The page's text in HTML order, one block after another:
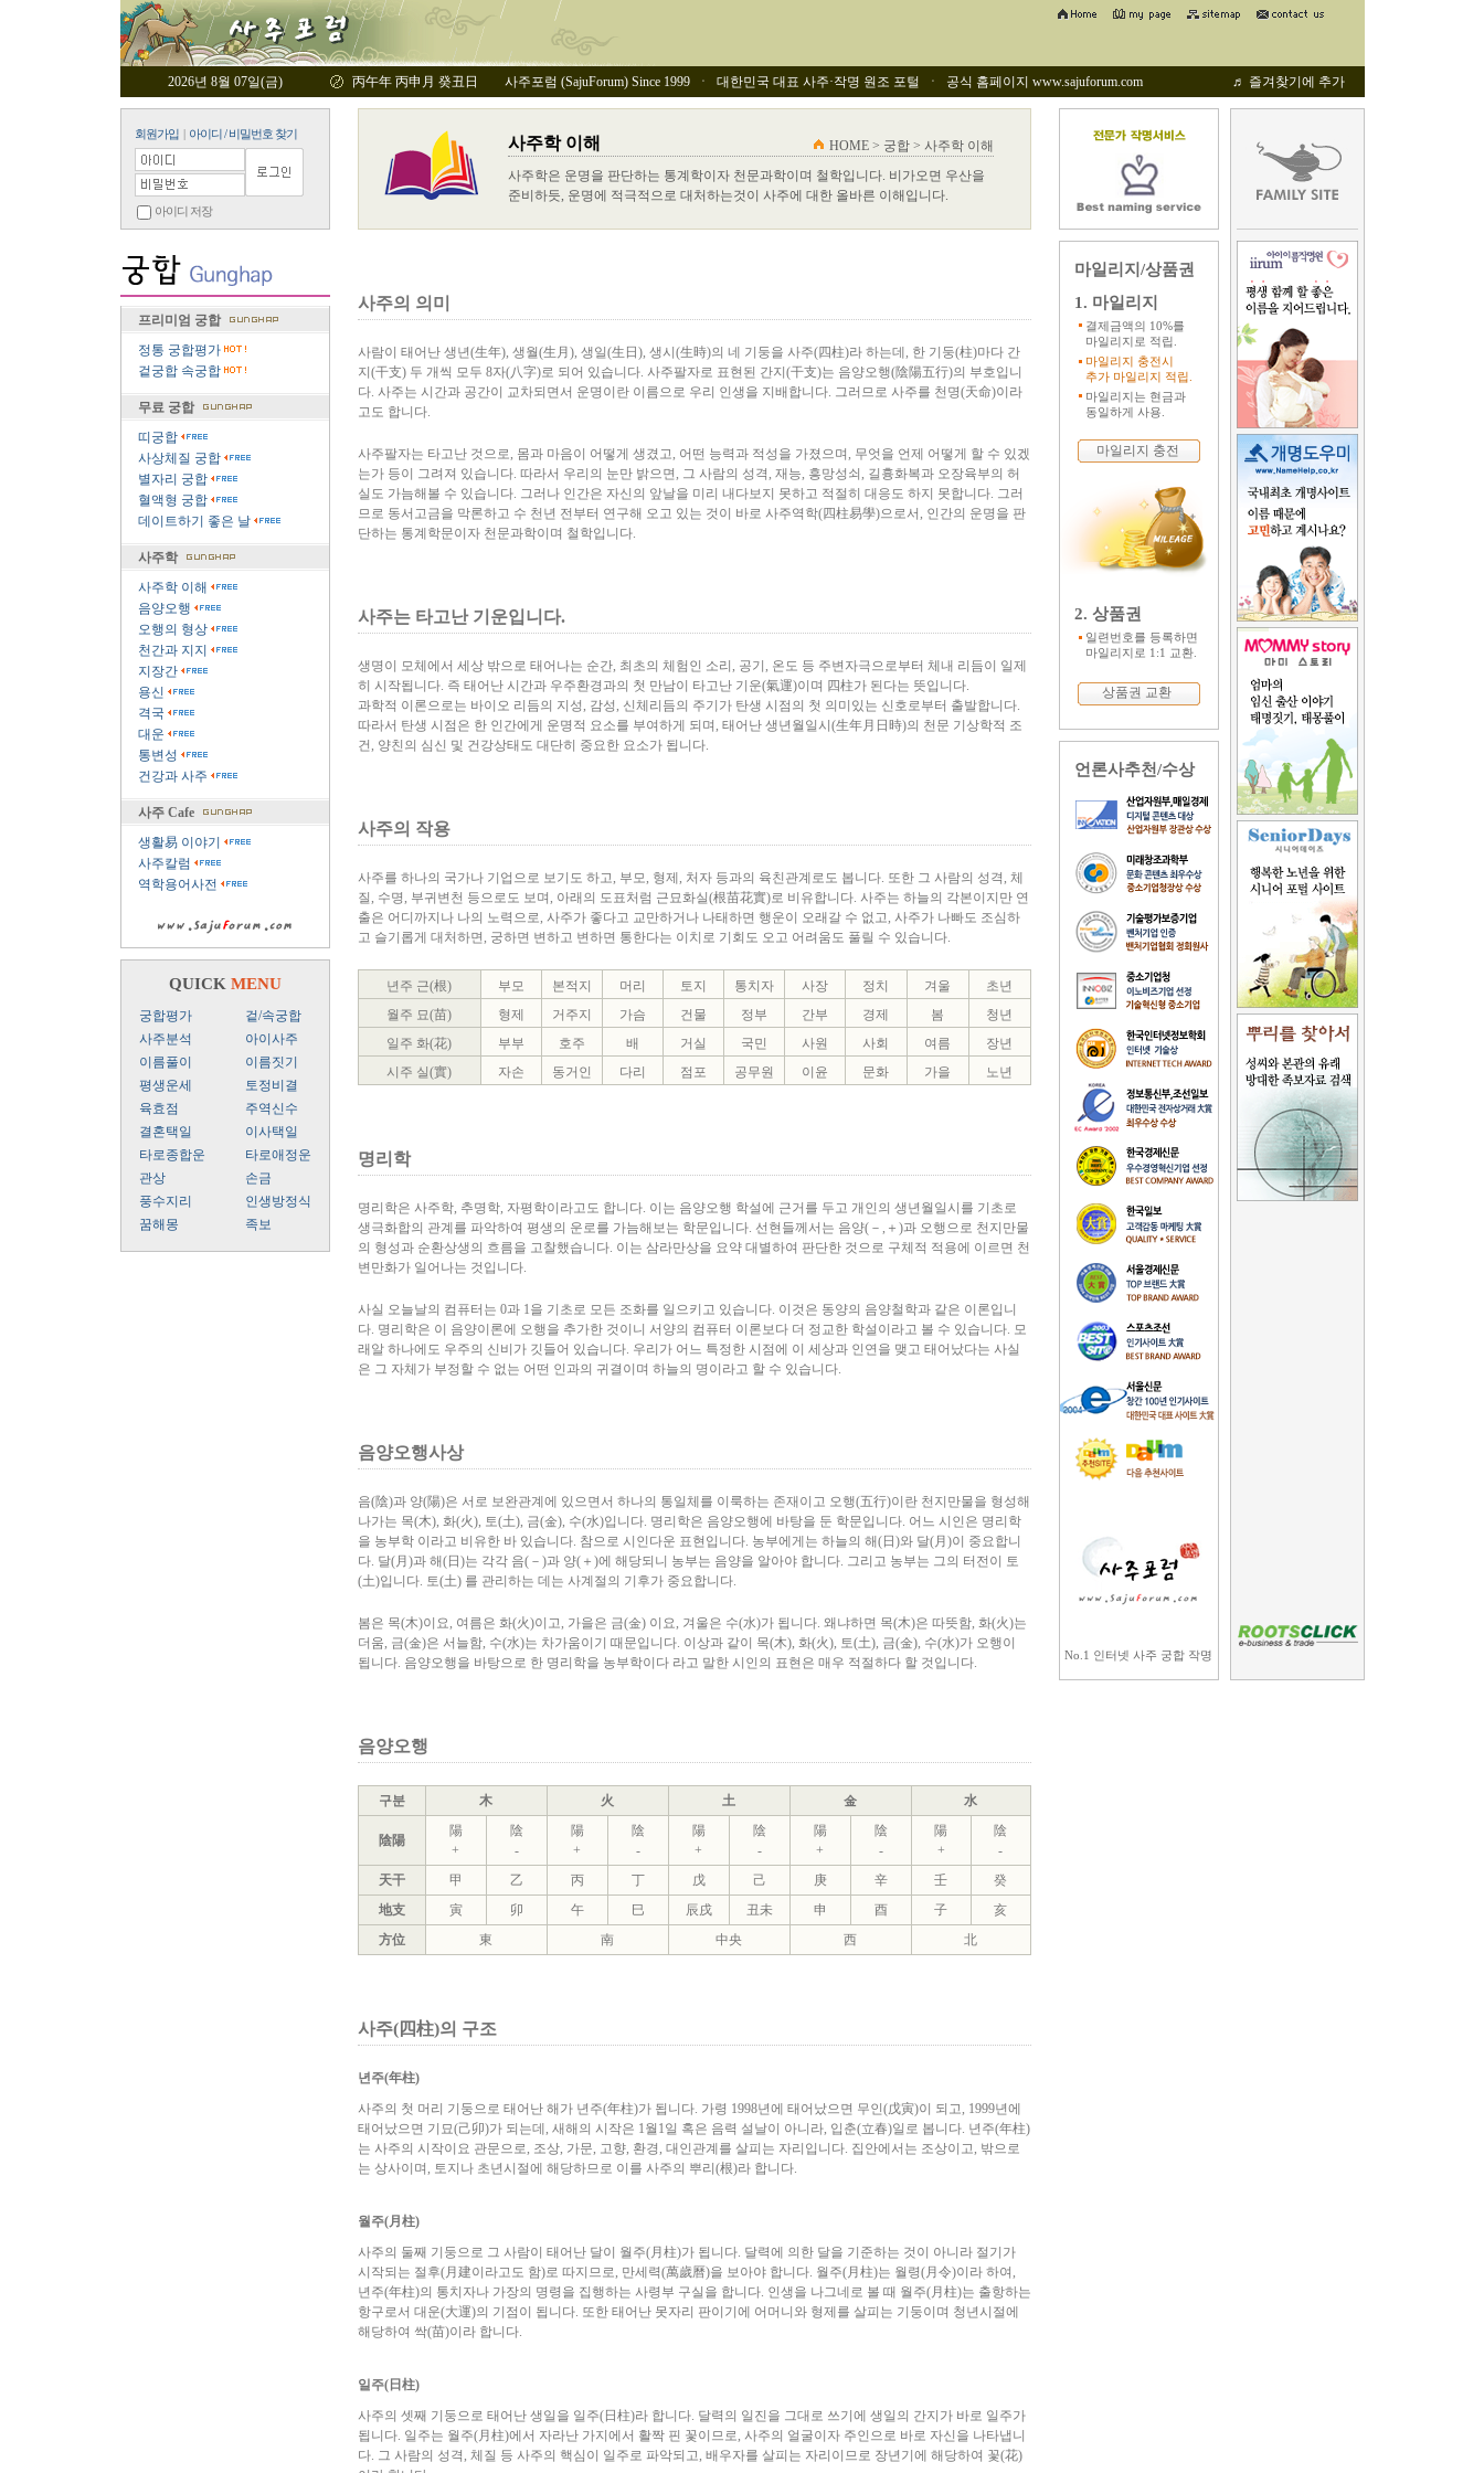
2026년 8월 07일(금) 丙午年 丙申月 癸丑日 사주포럼 (SajuForum) Since 1999 ㆍ 대한민국 대표 사주·작명 원조 포털 ㆍ 공식 홈페이지 www.sajuforum.com ♬ 즐겨찾기에 추가
회원가입| 아이디 / 비밀번호 찾기
아이디 저장
프리미엄 궁합
정통 궁합평가
겉궁합 속궁합
무료 궁합
띠궁합
사상체질 궁합
별자리 궁합
혈액형 궁합
데이트하기 좋은 날
사주학
사주학 이해
음양오행
오행의 형상
천간과 지지
지장간
용신
격국
대운
통변성
건강과 사주
사주 Cafe
생활易 이야기
사주칼럼
역학용어사전
QUICK MENU
궁합평가
겉/속궁합
사주분석
아이사주
이름풀이
이름짓기
평생운세
토정비결
육효점
주역신수
결혼택일
이사택일
타로종합운
타로애정운
관상
손금
풍수지리
인생방정식
꿈해몽
족보
사주학 이해
HOME > 궁합 > 사주학 이해
사주학은 운명을 판단하는 통계학이자 천문과학이며 철학입니다. 비가오면 우산을
준비하듯, 운명에 적극적으로 대처하는것이 사주에 대한 올바른 이해입니다.
사주의 의미
사람이 태어난 생년(生年), 생월(生月), 생일(生日), 생시(生時)의 네 기둥을 사주(四柱)라 하는데, 한 기둥(柱)마다 간
지(干支) 두 개씩 모두 8자(八字)로 되어 있습니다. 사주팔자로 표현된 간지(干支)는 음양오행(陰陽五行)의 부호입니
다. 사주는 시간과 공간이 교차되면서 운명이란 이름으로 우리 인생을 지배합니다. 그러므로 사주를 천명(天命)이라
고도 합니다.
사주팔자는 타고난 것으로, 몸과 마음이 어떻게 생겼고, 어떤 능력과 적성을 가졌으며, 무엇을 언제 어떻게 할 수 있겠
는가 등이 그려져 있습니다. 따라서 우리의 눈만 밝으면, 그 사람의 성격, 재능, 흥망성쇠, 길흉화복과 오장육부의 허
실도 가늠해볼 수 있습니다. 그러나 인간은 자신의 앞날을 미리 내다보지 못하고 적절히 대응도 하지 못합니다. 그러
므로 동서고금을 막론하고 수 천년 전부터 연구해 오고 있는 것이 바로 사주역학(四柱易學)으로서, 인간의 운명을 판
단하는 통계학문이자 천문과학이며 철학입니다.
사주는 타고난 기운입니다.
생명이 모체에서 세상 밖으로 태어나는 순간, 최초의 체험인 소리, 공기, 온도 등 주변자극으로부터 체내 리듬이 일제
히 시작됩니다. 즉 태어난 시간과 우주환경과의 첫 만남이 타고난 기운(氣運)이며 四柱가 된다는 뜻입니다.
과학적 이론으로는 바이오 리듬의 지성, 감성, 신체리듬의 주기가 탄생 시점의 첫 의미있는 신호로부터 출발합니다.
따라서 탄생 시점은 한 인간에게 운명적 요소를 부여하게 되며, 태어난 생년월일시(生年月日時)의 천문 기상학적 조
건, 양친의 심신 및 건강상태도 대단히 중요한 요소가 됩니다.
사주의 작용
사주를 하나의 국가나 기업으로 보기도 하고, 부모, 형제, 처자 등과의 육친관계로도 봅니다. 또한 그 사람의 성격, 체
질, 수명, 부귀변천 등으로도 보며, 아래의 도표처럼 근묘화실(根苗花實)로 비유합니다. 사주는 하늘의 각본이지만 연
출은 어디까지나 나의 노력으로, 사주가 좋다고 교만하거나 나태하면 행운이 오래갈 수 없고, 사주가 나빠도 조심하
고 슬기롭게 대처하면, 궁하면 변하고 변하면 통한다는 이치로 기회도 오고 어려움도 풀릴 수 있습니다.
년주 근(根) 부모 본적지 머리 토지 통치자 사장 정치 겨울
초년
월주 묘(苗)
형제 거주지 가슴 건물 정부 간부 경제 봄
청년
일주 화(花)
부부 호주 배 거실 국민 사원 사회 여름
장년
시주 실(實)
자손 동거인 다리 점포 공무원 이윤 문화 가을 노년
명리학
명리학은 사주학, 추명학, 자평학이라고도 합니다. 이는 음양오행 학설에 근거를 두고 개인의 생년월일시를 기초로
생극화합의 관계를 파악하여 평생의 운로를 가늠해보는 학문입니다. 선현들께서는 음양(－,＋)과 오행으로 천지만물
의 형성과 순환상생의 흐름을 고찰했습니다. 이는 삼라만상을 요약 대별하여 판단한 것으로 구체적 적용에 이르면 천
변만화가 일어나는 것입니다.
사실 오늘날의 컴퓨터는 0과 1을 기초로 모든 조화를 일으키고 있습니다. 이것은 동양의 음양철학과 같은 이론입니
다. 명리학은 이 음양이론에 오행을 추가한 것이니 서양의 컴퓨터 이론보다 더 정교한 학설이라고 볼 수 있습니다. 모
래알 하나에도 우주의 신비가 깃들어 있습니다. 우리가 어느 특정한 시점에 이 세상과 인연을 맺고 태어났다는 사실
은 그 자체가 부정할 수 없는 어떤 인과의 귀결이며 하늘의 명이라고 할 수 있습니다.
음양오행사상
음(陰)과 양(陽)은 서로 보완관계에 있으면서 하나의 통일체를 이룩하는 존재이고 오행(五行)이란 천지만물을 형성해
나가는 목(木), 화(火), 토(土), 금(金), 수(水)입니다. 명리학은 음양오행에 바탕을 둔 학문입니다. 어느 시인은 명리학
을 농부학 이라고 비유한 바 있습니다. 참으로 시인다운 표현입니다. 농부에게는 하늘의 해(日)와 달(月)이 중요합니
다. 달(月)과 해(日)는 각각 음(－)과 양(＋)에 해당되니 농부는 음양을 알아야 합니다. 그리고 농부는 그의 터전이 토
(土)입니다. 토(土) 를 관리하는 데는 사계절의 기후가 중요합니다.
봄은 목(木)이요, 여름은 화(火)이고, 가을은 금(金) 이요, 겨울은 수(水)가 됩니다. 왜냐하면 목(木)은 따뜻함, 화(火)는
더움, 금(金)은 서늘함, 수(水)는 차가움이기 때문입니다. 이상과 같이 목(木), 화(火), 토(土), 금(金), 수(水)가 오행이
됩니다. 음양오행을 바탕으로 한 명리학을 농부학이다 라고 말한 시인의 표현은 매우 적절하다 할 것입니다.
음양오행
구분 木 火 土 金 水
陰陽
陽
+
陰
-
陽
+
陰
-
陽
+
陰
-
陽
+
陰
-
陽
+
陰
-
天干
甲 乙 丙 丁 戊 己 庚 辛 壬
癸
地支
寅 卯 午 巳 辰戌 丑未 申 酉 子
亥
方位
東 南 中央 西 北
사주(四柱)의 구조
년주(年柱)
사주의 첫 머리 기둥으로 태어난 해가 년주(年柱)가 됩니다. 가령 1998년에 태어났으면 무인(戊寅)이 되고, 1999년에
태어났으면 기묘(己卯)가 되는데, 새해의 시작은 1월1일 혹은 음력 설날이 아니라, 입춘(立春)일로 봅니다. 년주(年柱)
는 사주의 시작이요 관문으로, 조상, 가문, 고향, 환경, 대인관계를 살피는 자리입니다. 집안에서는 조상이고, 밖으로
는 상사이며, 토지나 초년시절에 해당하므로 이를 사주의 뿌리(根)라 합니다.
월주(月柱)
사주의 둘째 기둥으로 그 사람이 태어난 달이 월주(月柱)가 됩니다. 달력에 의한 달을 기준하는 것이 아니라 절기가
시작되는 절후(月建이라고도 함)로 따지므로, 만세력(萬歲曆)을 보아야 합니다. 월주(月柱)는 월령(月令)이라 하여,
년주(年柱)의 통치자나 가장의 명령을 집행하는 사령부 구실을 합니다. 인생을 나그네로 볼 때 월주(月柱)는 출항하는
항구로서 대운(大運)의 기점이 됩니다. 또한 태어난 못자리 판이기에 어머니와 형제를 살피는 기둥이며 청년시절에
해당하여 싹(苗)이라 합니다.
일주(日柱)
사주의 셋째 기둥으로 태어난 생일을 일주(日柱)라 합니다. 달력의 일진을 그대로 쓰기에 생일의 간지가 바로 일주가
됩니다. 일주는 월주(月柱)에서 자라난 가지에서 활짝 핀 꽃이므로, 사주의 얼굴이자 주인으로 바로 자신을 나타냅니
다. 그 사람의 성격, 체질 등 사주의 핵심이 일주로 파악되고, 배우자를 살피는 자리이므로 장년기에 해당하여 꽃(花)
마일리지/상품권
1. 마일리지
결제금액의 10%를
마일리지로 적립.
마일리지 충전시
추가 마일리지 적립.
마일리지는 현금과
동일하게 사용.
마일리지 충전
2. 상품권
일련번호를 등록하면
마일리지로 1:1 교환.
상품권 교환
언론사추천/수상
No.1 인터넷 사주 궁합 작명